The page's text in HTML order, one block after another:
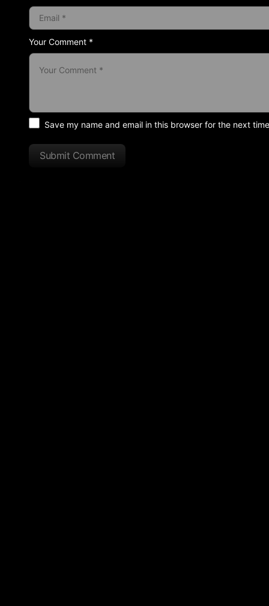
Your Comment *
Save my name and email in this browser for the next
Submit Comment